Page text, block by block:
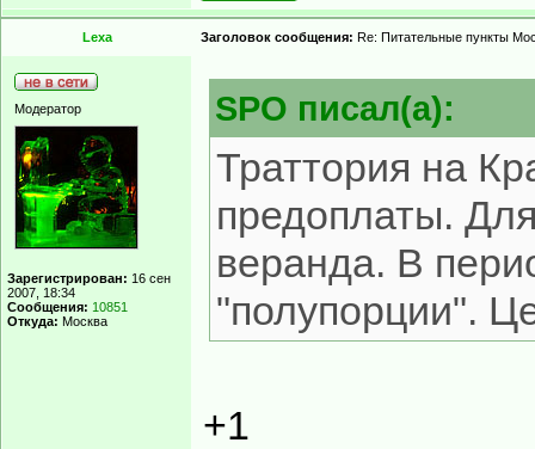
Lexa Заголовок сообщения: Re: Питательные пункты
Модератор
Зарегистрирован: 16 сен
2007, 18:34
Сообщения: 10851
Откуда: Москва
SPO писал(а):
Траттория на
предоплаты.
веранда. В
"полупорции".
+1